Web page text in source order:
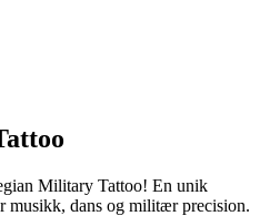
Military Tattoo! En unik
musikk, dans og militær precision.